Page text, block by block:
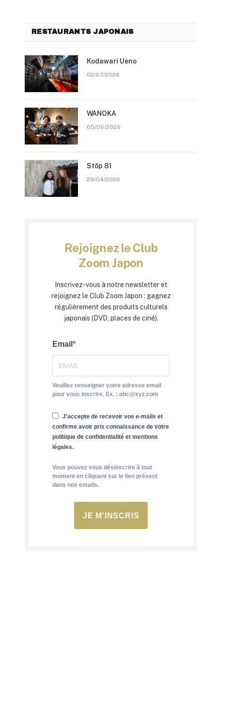
RESTAURANTS JAPONAIS
Kodawari Ueno
02/07/2026
WANOKA
05/06/2026
Stōp 81
29/04/2026
Rejoignez le Club
Zoom Japon
Inscrivez-vous à notre newsletter et
rejoignez le Club Zoom Japon : gagnez
régulièrement des produits culturels
japonais (DVD, places de ciné).
Email
Veuillez renseigner votre adresse email
pour vous inscrire. Ex. : abc@xyz.com
J'accepte de recevoir vos e-mails et
confirme avoir pris connaissance de votre
politique de confidentialité et mentions
légales.
Vous pouvez vous désinscrire à tout
moment en cliquant sur le lien présent
dans nos emails.
JE M'INSCRIS